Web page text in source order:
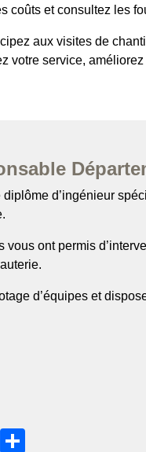
coûts et consultez les
aux visites de
votre service,
d’ingénieur
vous ont permis
d’équipes et
Email